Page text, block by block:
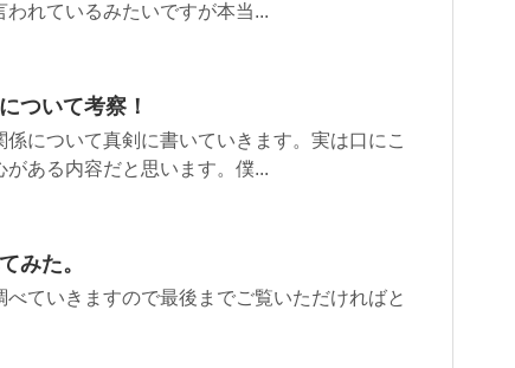
れているみたいですが本当...
ついて考察！
について真剣に書いていきます。実は口にこ
ある内容だと思います。僕...
みた。
ていきますので最後までご覧いただければと